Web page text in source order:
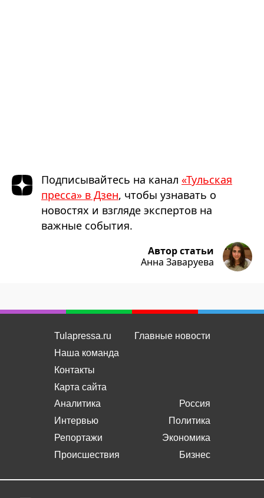
Подписывайтесь на канал «Тульская
пресса» в Дзен, чтобы узнавать о
новостях и взгляде экспертов на
важные события.
Автор статьи
Анна Заваруева
Tulapressa.ru
Наша команда
Контакты
Карта сайта
Главные новости
Аналитика
Интервью
Репортажи
Происшествия
Россия
Политика
Экономика
Бизнес